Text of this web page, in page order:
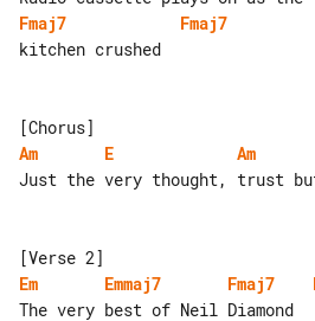
Fmaj7
Fmaj7
kitchen crushed
Am
E Am
Just the very thought, trust
Em
Emmaj7 Fmaj7